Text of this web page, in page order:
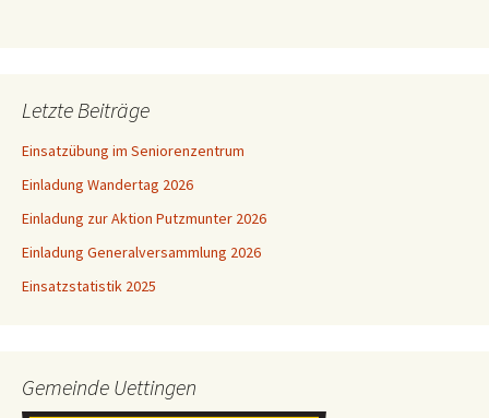
Letzte Beiträge
Einsatzübung im Seniorenzentrum
Einladung Wandertag 2026
Einladung zur Aktion Putzmunter 2026
Einladung Generalversammlung 2026
Einsatzstatistik 2025
Gemeinde Uettingen